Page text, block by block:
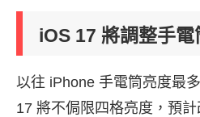
iOS 17 將調整手電
以往 iPhone 手電筒亮度最
17 將不侷限四格亮度，預